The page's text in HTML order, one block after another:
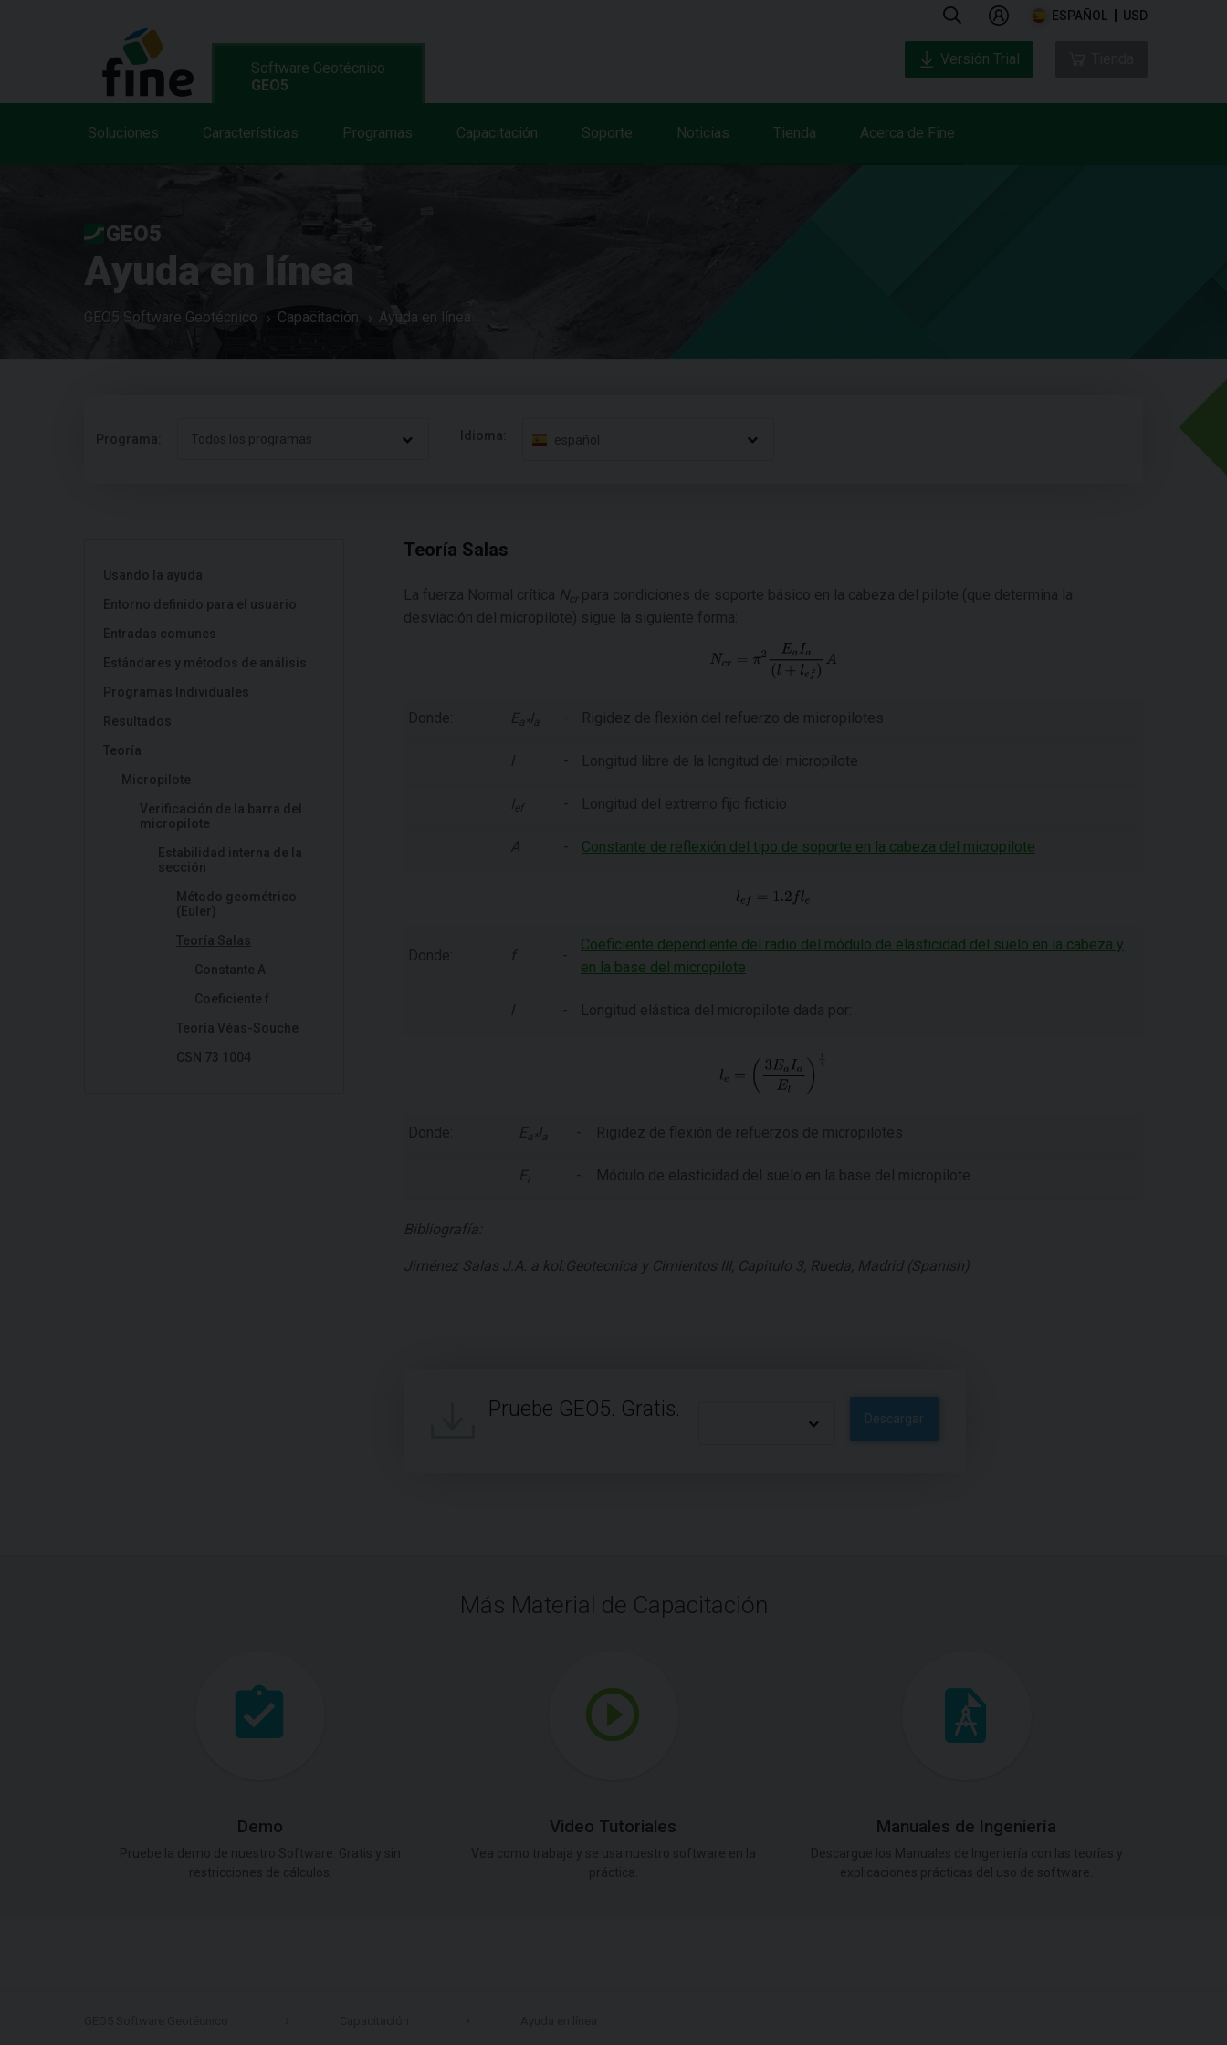
ESPAÑOL USD
Software Geotécnico
GEO5
Soluciones Características Programas Capacitación Soporte Noticias Tienda Acerca de Fine
Versión Trial
GEO5
Ayuda en línea
GEO5 Software Geotécnico Capacitación Ayuda en línea
Programa: Todos los programas Idioma: español
Usando la ayuda
Entorno definido para el usuario
Entradas comunes
Estándares y métodos de análisis
Programas Individuales
Resultados
Teoría
Micropilote
Verificación de la barra del
micropilote
Estabilidad interna de la
sección
Método geométrico
(Euler)
Teoría Salas
Constante A
Coeficiente f
Teoría Véas-Souche
CSN 73 1004
Teoría Salas
La fuerza Normal crítica N cr para condiciones de soporte básico en la cabeza del pilote (que determina la
desviación del micropilote) sigue la siguiente forma:
Donde: E a* I a - Rigidez de flexión del refuerzo de micropilotes
l - Longitud libre de la longitud del micropilote
Ief - Longitud del extremo fijo ficticio
A - Constante de reflexión del tipo de soporte en la cabeza del micropilote
Donde: f -
Coeficiente dependiente del radio del módulo de elasticidad del suelo en la cabeza y
en la base del micropilote
l - Longitud elástica del micropilote dada por:
Donde: E a* I a - Rigidez de flexión de refuerzos de micropilotes
E - Módulo de elasticidad del suelo en la base del micropilote
Bibliografía:
Jiménez Salas J.A. a kol:Geotecnica y Cimientos III, Capitulo 3, Rueda, Madrid (Spanish)
Pruebe GEO5. Gratis. Descargar
Más Material de Capacitación
Demo Video Tutoriales Manuales de Ingeniería